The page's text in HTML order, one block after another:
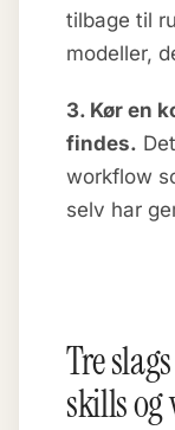
tilbage til
modeller,
3. Kør en
findes.
workflow
selv har
Tre
skills